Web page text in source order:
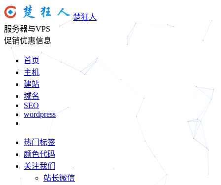
楚狂人
服务器与VPS
促销优惠信息
首页
主机
建站
域名
SEO
wordpress
热门标签
颜色代码
关注我们
站长微信